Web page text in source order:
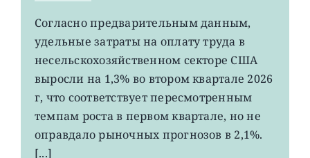
Затраты
рабочую
силу
США
выросли
ожиданий
Согласно предварительным данным,
удельные затраты на оплату труда в
несельскохозяйственном секторе США
выросли на 1,3% во втором квартале 2026
г, что соответствует пересмотренным
темпам роста в первом квартале, но не
оправдало рыночных прогнозов в 2,1%.
[...]